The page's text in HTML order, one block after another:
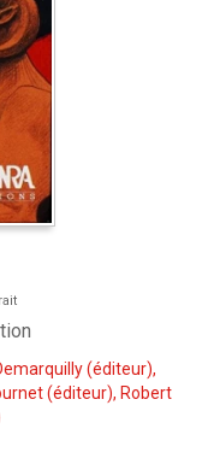
(éditeur),
(éditeur), Robert